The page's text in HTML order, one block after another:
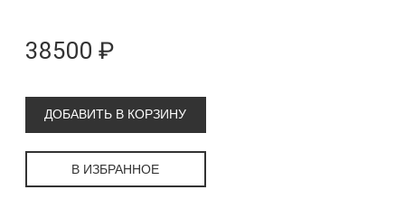
38500 ₽
ДОБАВИТЬ В КОРЗИНУ
В ИЗБРАННОЕ